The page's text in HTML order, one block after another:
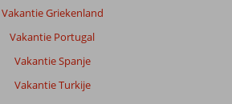
Vakantie Griekenland
Vakantie Portugal
Vakantie Spanje
Vakantie Turkije